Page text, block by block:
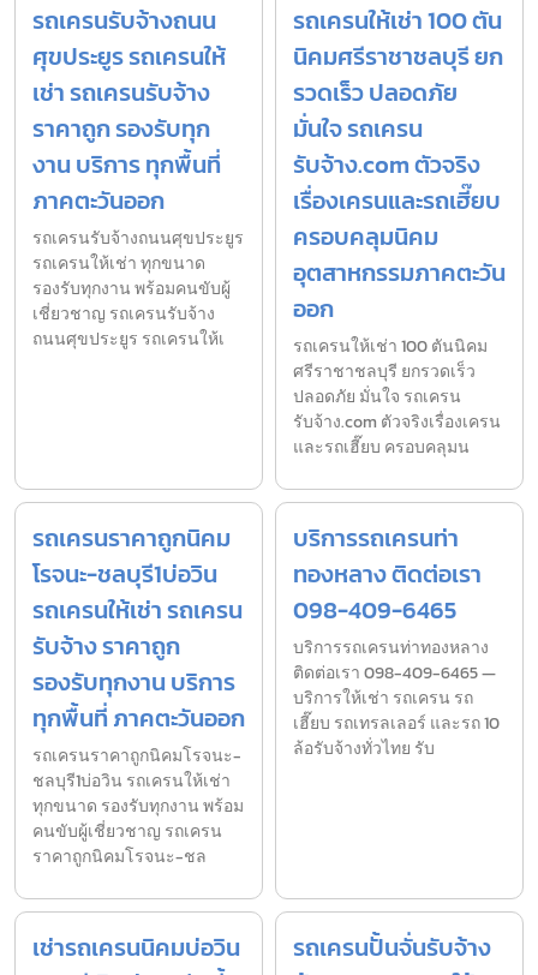
รถเครนรับจ้างถนน
ศุขประยูร รถเครนให้
เช่า รถเครนรับจ้าง
ราคาถูก รองรับทุก
งาน บริการ ทุกพื้นที่
ภาคตะวันออก
รถเครนรับจ้างถนนศุขประยูร
รถเครนให้เช่า ทุกขนาด
รองรับทุกงาน พร้อมคนขับผู้
เชี่ยวชาญ รถเครนรับจ้าง
ถนนศุขประยูร รถเครนให้เ
รถเครนให้เช่า 100 ตัน
นิคมศรีราชาชลบุรี ยก
รวดเร็ว ปลอดภัย
มั่นใจ รถเครน
รับจ้าง.com ตัวจริง
เรื่องเครนและรถเฮี๊ยบ
ครอบคลุมนิคม
อุตสาหกรรมภาคตะวัน
ออก
รถเครนให้เช่า 100 ตันนิคม
ศรีราชาชลบุรี ยกรวดเร็ว
ปลอดภัย มั่นใจ รถเครน
รับจ้าง.com ตัวจริงเรื่องเครน
และรถเฮี๊ยบ ครอบคลุมน
รถเครนราคาถูกนิคม
โรจนะ-ชลบุรี1บ่อวิน
รถเครนให้เช่า รถเครน
รับจ้าง ราคาถูก
รองรับทุกงาน บริการ
ทุกพื้นที่ ภาคตะวันออก
รถเครนราคาถูกนิคมโรจนะ-
ชลบุรี1บ่อวิน รถเครนให้เช่า
ทุกขนาด รองรับทุกงาน พร้อม
คนขับผู้เชี่ยวชาญ รถเครน
ราคาถูกนิคมโรจนะ-ชล
บริการรถเครนท่า
ทองหลาง ติดต่อเรา
098-409-6465
บริการรถเครนท่าทองหลาง
ติดต่อเรา 098-409-6465 —
บริการให้เช่า รถเครน รถ
เฮี๊ยบ รถเทรลเลอร์ และรถ 10
ล้อรับจ้างทั่วไทย รับ
เช่ารถเครนนิคมบ่อวิน
รถเครนปั้นจั่นรับจ้าง